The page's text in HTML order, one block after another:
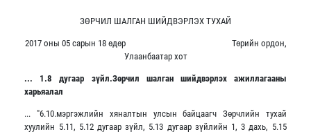
ЗӨРЧИЛ ШАЛГАН ШИЙДВЭРЛЭХ ТУХАЙ
2017 оны 05 сарын 18 өдөр Төрийн ордон,
Улаанбаатар хот
... 1.8 дугаар зүйл.Зөрчил шалган шийдвэрлэх ажиллагааны
харьяалал
... "6.10.мэргэжлийн хяналтын улсын байцаагч Зөрчлийн тухай
хуулийн 5.11, 5.12 дугаар зүйл, 5.13 дугаар зүйлийн 1, 3 дахь, 5.15